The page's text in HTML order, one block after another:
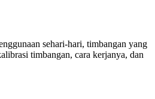
sehari-hari, timbangan yang
timbangan, cara kerjanya, dan